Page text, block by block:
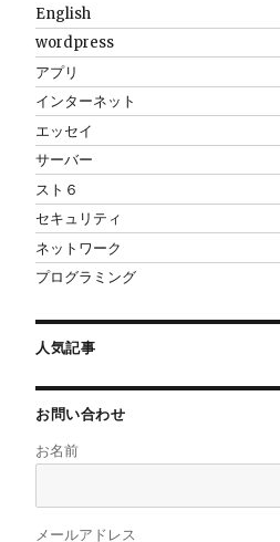
English
wordpress
アプリ
インターネット
エッセイ
サーバー
スト６
セキュリティ
ネットワーク
プログラミング
人気記事
お問い合わせ
お名前
メールアドレス